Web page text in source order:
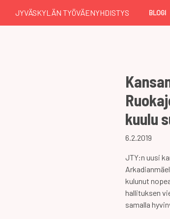
JYVÄSKYLÄN TYÖVÄENYHDISTYS BLOGI
kuulu
6.2.2019
JTY:n uusi
kulunut
hallituksen
samalla